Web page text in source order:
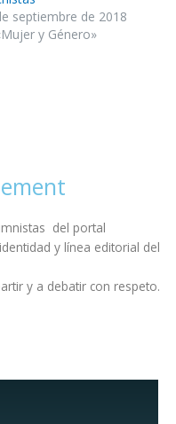
septiembre de 2018
y Género»
del portal
y línea editorial del
y a debatir con respeto.